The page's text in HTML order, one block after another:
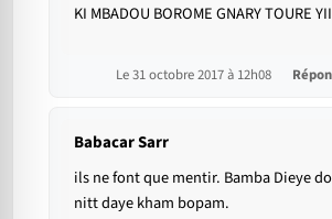
KI MBADOU BOROME GNARY TOURE
Le 31 octobre 2017 à 12h08
Babacar Sarr
ils ne font que mentir. Bamba Dieye
nitt daye kham bopam.